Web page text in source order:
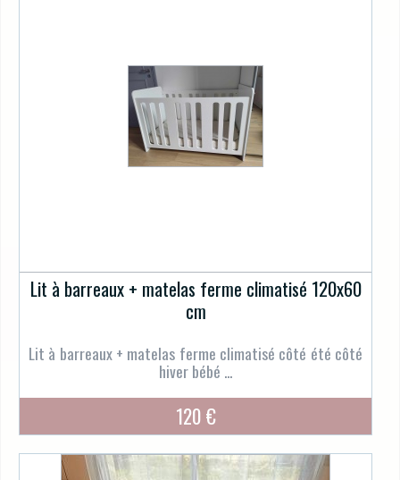
Lit à barreaux + matelas ferme climatisé 120x60
cm
Lit à barreaux + matelas ferme climatisé côté été côté
hiver bébé ...
120 €